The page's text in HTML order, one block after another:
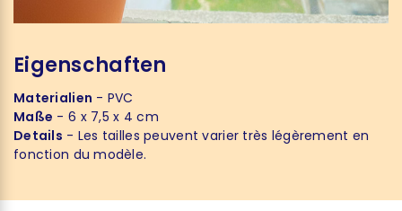
Eigenschaften
Materialien - PVC
Maße - 6 x 7,5 x 4 cm
Details - Les tailles peuvent varier très légèrement en
fonction du modèle.